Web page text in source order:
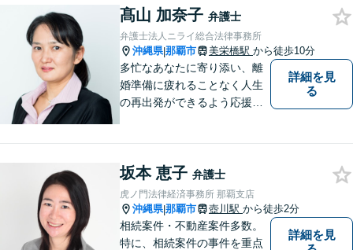
に対応し、あなたの立場に立
ったベストな紛争解決を導く
ことを常に大切にしていま
す。
髙山 加奈子 弁護士
弁護士法人ニライ総合法律事務所
沖縄県|那覇市 美栄橋駅 から徒歩10分
多忙なあなたに寄り添い、離
婚準備に疲れることなく人生
の再出発ができるよう応援し
詳細を見
る
坂本 恵子 弁護士
虎ノ門法律経済事務所 那覇支店
沖縄県|那覇市 壺川駅 から徒歩2分
相続案件・不動産案件多数。
特に、相続案件の事件を重点
詳細を見